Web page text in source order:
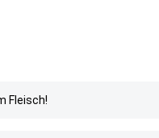
Fleisch!